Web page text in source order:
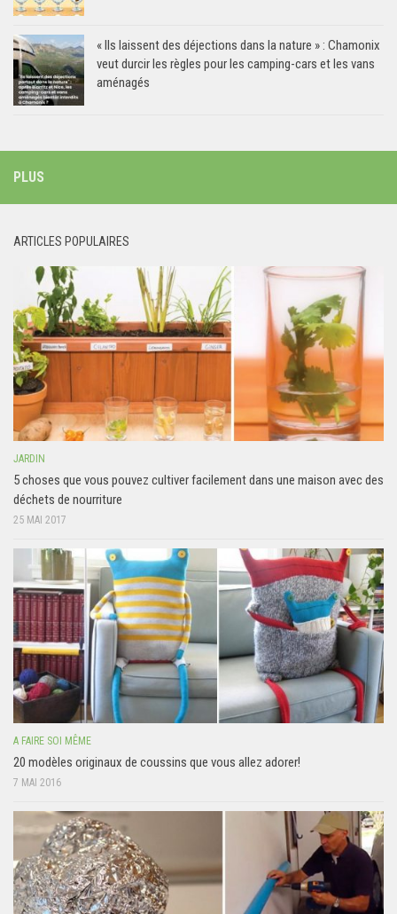
« Ils laissent des déjections dans la nature » : Chamonix
veut durcir les règles pour les camping-cars et les vans
aménagés
PLUS
ARTICLES POPULAIRES
JARDIN
5 choses que vous pouvez cultiver facilement dans une maison avec des
déchets de nourriture
25 MAI 2017
A FAIRE SOI MÊME
20 modèles originaux de coussins que vous allez adorer!
7 MAI 2016